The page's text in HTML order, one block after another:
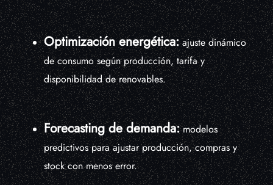
Optimización energética:ajuste dinámico
de consumo según producción, tarifa y
disponibilidad de renovables.
Forecasting de demanda:modelos
predictivos para ajustar producción, compras y
stock con menos error.